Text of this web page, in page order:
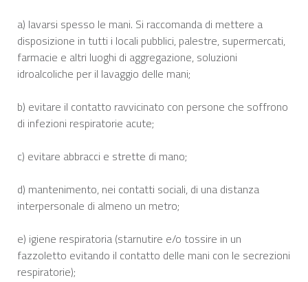
a) lavarsi spesso le mani. Si raccomanda di mettere a
disposizione in tutti i locali pubblici, palestre, supermercati,
farmacie e altri luoghi di aggregazione, soluzioni
idroalcoliche per il lavaggio delle mani;
b) evitare il contatto ravvicinato con persone che soffrono
di infezioni respiratorie acute;
c) evitare abbracci e strette di mano;
d) mantenimento, nei contatti sociali, di una distanza
interpersonale di almeno un metro;
e) igiene respiratoria (starnutire e/o tossire in un
fazzoletto evitando il contatto delle mani con le secrezioni
respiratorie);